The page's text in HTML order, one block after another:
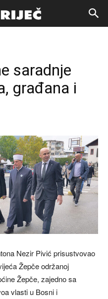
saradnje
građana i
Nezir Pivić prisustvovao
Žepče održanoj
Žepče, zajedno sa
vlasti u Bosni i